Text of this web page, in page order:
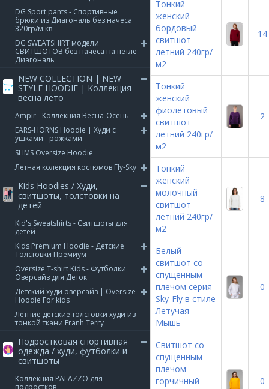
DG Sport pants - Спортивные
брюки из Диагональ без начеса
320гр/м.кв
DG SWEATSHIRT модели
СВИТШОТОВ без начеса на петле
Диагональ
NEW COLLECTION | NEW
STYLE HOODIE | Коллекция
весна лето
Ampir - Коллекция Весна-Осень
EARS-HORNS Hoodie | Худи с
ушками - рожками
SLIMS Oversize Hoodie
Летная колекция костюмов Fly-Sky
Kids Hoodies / Худи,
свитшоты, толстовки на
детей
Kid's Sweatshirts - Свитшоты для
детей
Kids Premium Hoodie - Детские
Толстовки Премиум
Oversize T-shirt Kids - Футболки
Оверсайз для Деток
Детский худи оверсайз | Oversize
Hoodie For kids
Летние детские толстовки худи из
тонкой ткани Franh Terry
Подростковая спортивная
одежда / худи, футболки и
свитшоты
Коллекция PALAZZO для
подростков
Тонкий
женский
бордовый
свитшот
летний 240гр/
м2
14
Тонкий
женский
фиолетовый
свитшот
летний 240гр/
м2
2
Тонкий
женский
молочный
свитшот
летний 240гр/
м2
8
Белый
свитшот со
спущенным
плечом серия
Sky-Fly в стиле
Летучая
Мышь
0
Cвитшот со
спущенным
плечом
горчичный
0